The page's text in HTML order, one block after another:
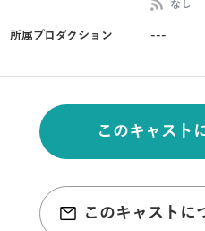
なし
所属プロダクション ---
このキャスト
このキャストに